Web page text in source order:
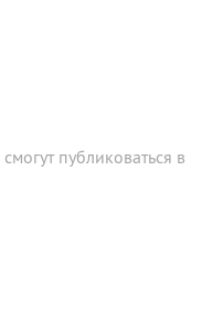
публиковаться в